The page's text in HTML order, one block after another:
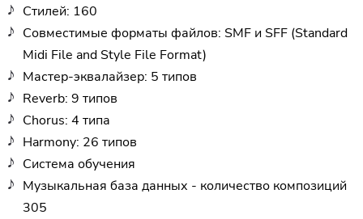
Стилей: 160
Совместимые форматы файлов: SMF и SFF (Standard
Midi File and Style File Format)
Мастер-эквалайзер: 5 типов
Reverb: 9 типов
Chorus: 4 типа
Harmony: 26 типов
Система обучения
Музыкальная база данных - количество композиций
305